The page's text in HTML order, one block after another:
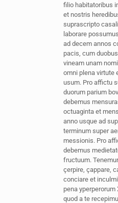
filio habitatoribus
et nostris
suprascripto
laborare
ad decem annos
pacis, cum
vineam unam
omni plena virtute
usum. Pro affictu
duorum parium
debemus
octuaginta et
anno usque ad
terminum super
messionis. Pro
debemus
fructuum.
çerpire, çappare,
conciare et
pena
quod a te